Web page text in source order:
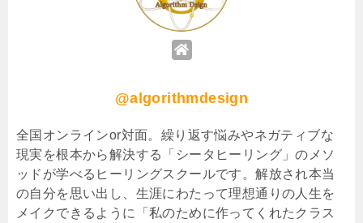
@algorithmdesign
全国オンラインor対面。繰り返す悩みやネガティブな
現実を根本から解決する「シータヒーリング」のメソ
ッドが学べるヒーリングスクールです。解放され本当
の自分を思い出し、生涯にわたって理想通りの人生を
メイクできるように「私のために作ってくれたクラス